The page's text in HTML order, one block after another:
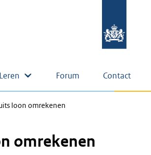
Leren Forum Contact
loon omrekenen
omrekenen